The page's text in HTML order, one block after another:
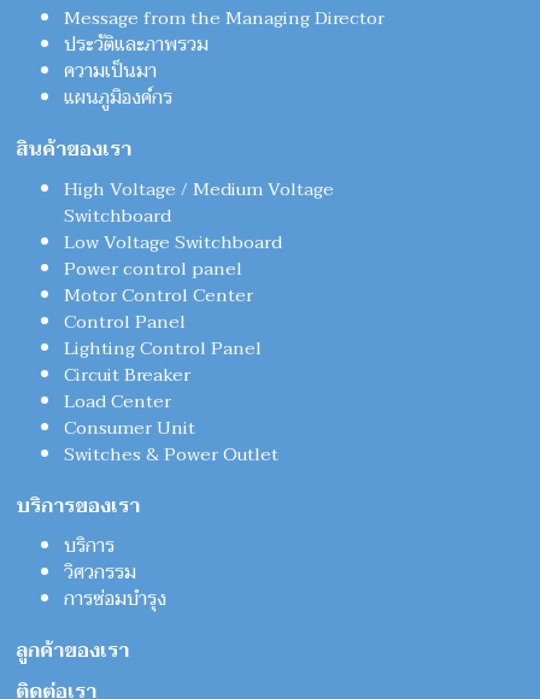
Message from the Managing Director
ประวัติและภาพรวม
ความเป็นมา
แผนภูมิองค์กร
สินค้าของเรา
High Voltage / Medium Voltage
Switchboard
Low Voltage Switchboard
Power control panel
Motor Control Center
Control Panel
Lighting Control Panel
Circuit Breaker
Load Center
Consumer Unit
Switches & Power Outlet
บริการของเรา
บริการ
วิศวกรรม
การซ่อมบำรุง
ลูกค้าของเรา
ติดต่อเรา